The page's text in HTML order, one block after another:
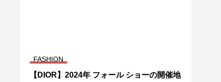
FASHION
【DIOR】2024年 フォール ショーの開催地